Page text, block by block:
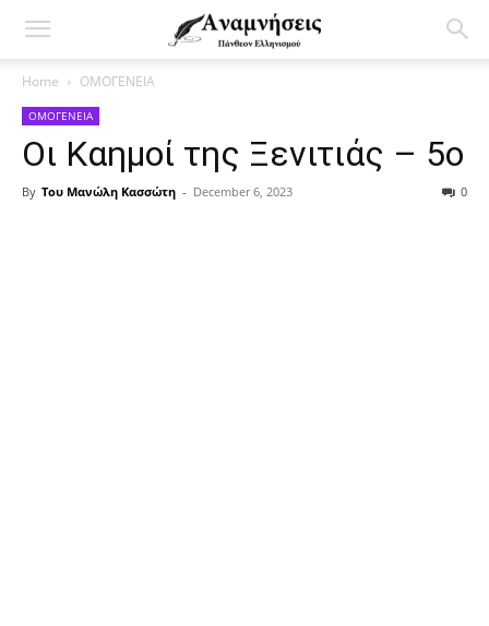
Home ΟΜΟΓΕΝΕΙΑ
ΟΜΟΓΕΝΕΙΑ
Οι Καημοί της Ξενιτιάς – 5ο
By Του Μανώλη Κασσώτη - December 6, 2023 0